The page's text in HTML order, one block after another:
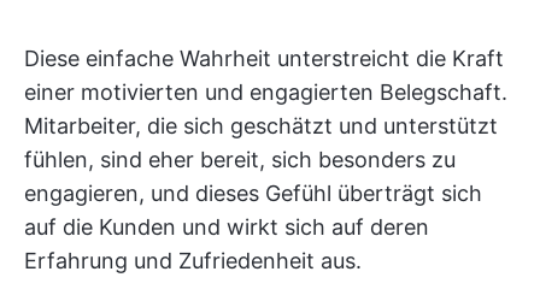
Diese einfache Wahrheit unterstreicht die Kraft
einer motivierten und engagierten Belegschaft.
Mitarbeiter, die sich geschätzt und unterstützt
fühlen, sind eher bereit, sich besonders zu
engagieren, und dieses Gefühl überträgt sich
auf die Kunden und wirkt sich auf deren
Erfahrung und Zufriedenheit aus.